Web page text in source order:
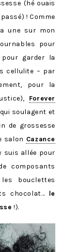
(hé ouais
! Comme
une sur mon
pour
pour garder la
cellulite – par
pour la
Forever
soulagent et
de grossesse
salon Cazance
suis allée pour
composants
bouclettes
chocolat… le
!).